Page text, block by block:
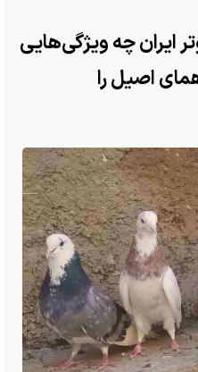
ایران چه ویژگی‌هایی
اصیل را